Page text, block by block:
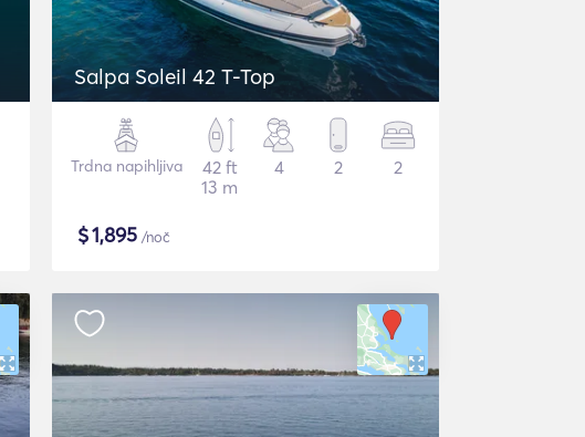
Salpa Soleil 42 T-Top
Trdna napihljiva
42 ft
13 m
4 2 2
$1,895 /noč